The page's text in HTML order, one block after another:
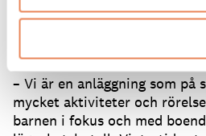
april och är fortfarande
Tummalid är kommersiellt
Arena
– Vi är en anläggning som på
mycket aktiviteter och
barnen i fokus och med